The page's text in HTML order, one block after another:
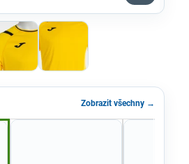
Zobrazit všechny →